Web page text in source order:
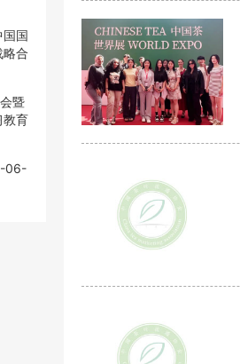
国国
略合
暨
教育
06-